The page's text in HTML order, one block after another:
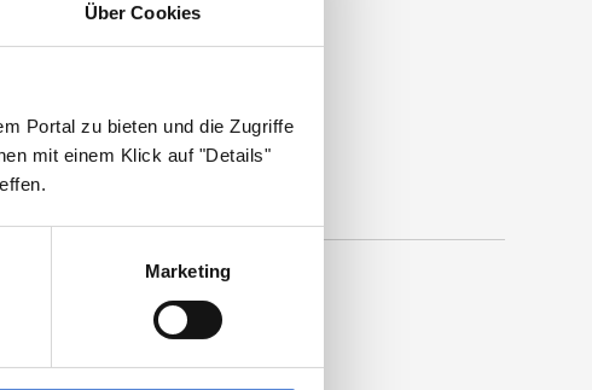
Über Cookies
Portal zu bieten und die Zugriffe
mit einem Klick auf "Details"
Marketing